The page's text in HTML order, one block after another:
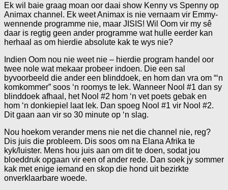
Ek wil baie graag moan oor daai show Kenny vs Spenny op
Animax channel. Ek weet Animax is nie vernaam vir Emmy-
wennende programme nie, maar JISIS! Wil Oom vir my sê
daar is regtig geen ander programme wat hulle eerder kan
herhaal as om hierdie absolute kak te wys nie?
Indien Oom nou nie weet nie – hierdie program handel oor
twee nole wat mekaar probeer indoen. Die een sal
byvoorbeeld die ander een blinddoek, en hom dan vra om “‘n
komkommer” soos ‘n roomys te lek. Wanneer Nool #1 dan sy
blinddoek afhaal, het Nool #2 hom ‘n vet poets gebak en
hom ‘n donkiepiel laat lek. Dan spoeg Nool #1 vir Nool #2.
Dit gaan aan vir so 30 minute op ‘n slag.
Nou hoekom verander mens nie net die channel nie, reg?
Dis juis die probleem. Dis soos om na Elana Afrika te
kyk/luister. Mens hou juis aan om dit te doen, sodat jou
bloeddruk opgaan vir een of ander rede. Dan soek jy sommer
kak met enige iemand en skop die hond uit bezirkte
onverklaarbare woede.